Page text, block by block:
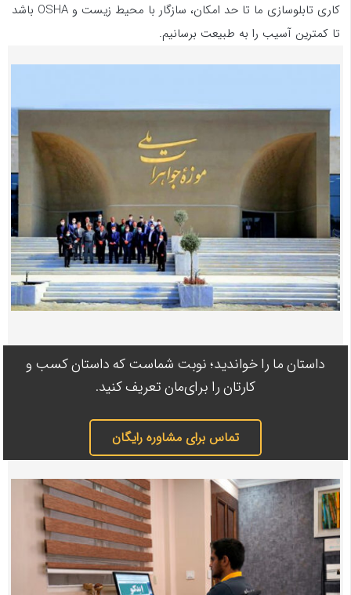
کاری تابلوسازی ما تا حد امکان، سازگار با محیط زیست و OSHA باشد
تا کمترین آسیب را به طبیعت برسانیم.
داستان ما را خواندید؛ نوبت شماست که داستان کسب و
کارتان را برا‌‌ی‌مان تعریف کنید.
تماس برای مشاوره رایگان